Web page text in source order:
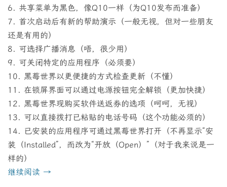
6. 共享菜单为黑色，像Q10一样（为Q10发布而准备）
7. 首次启动后有新的帮助演示（一般无视，但对一些朋友
还是有用的）
8. 可选择广播消息（唔，很少用）
9. 可关闭特定的应用程序（必须要）
10. 黑莓世界以更便捷的方式检查更新（不懂）
11. 在锁屏界面可以通过电源按钮完全解锁（更加快捷）
12. 黑莓世界现购买软件送返券的选项（呵呵，无视）
13. 可以直接拨打已粘贴的电话号码（这个功能必须的）
14. 已安装的应用程序可通过黑莓世界打开（不再显示“安
装（Installed”，而改为“开放（Open）”（对于我来说是一
样的）
继续阅读 →